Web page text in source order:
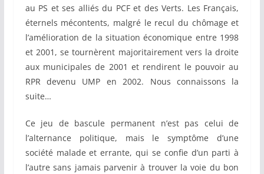
au PS et ses alliés du PCF et des Verts. Les Français,
éternels mécontents, malgré le recul du chômage et
l’amélioration de la situation économique entre 1998
et 2001, se tournèrent majoritairement vers la droite
aux municipales de 2001 et rendirent le pouvoir au
RPR devenu UMP en 2002. Nous connaissons la
suite…
Ce jeu de bascule permanent n’est pas celui de
l’alternance politique, mais le symptôme d’une
société malade et errante, qui se confie d’un parti à
l’autre sans jamais parvenir à trouver la voie du bon